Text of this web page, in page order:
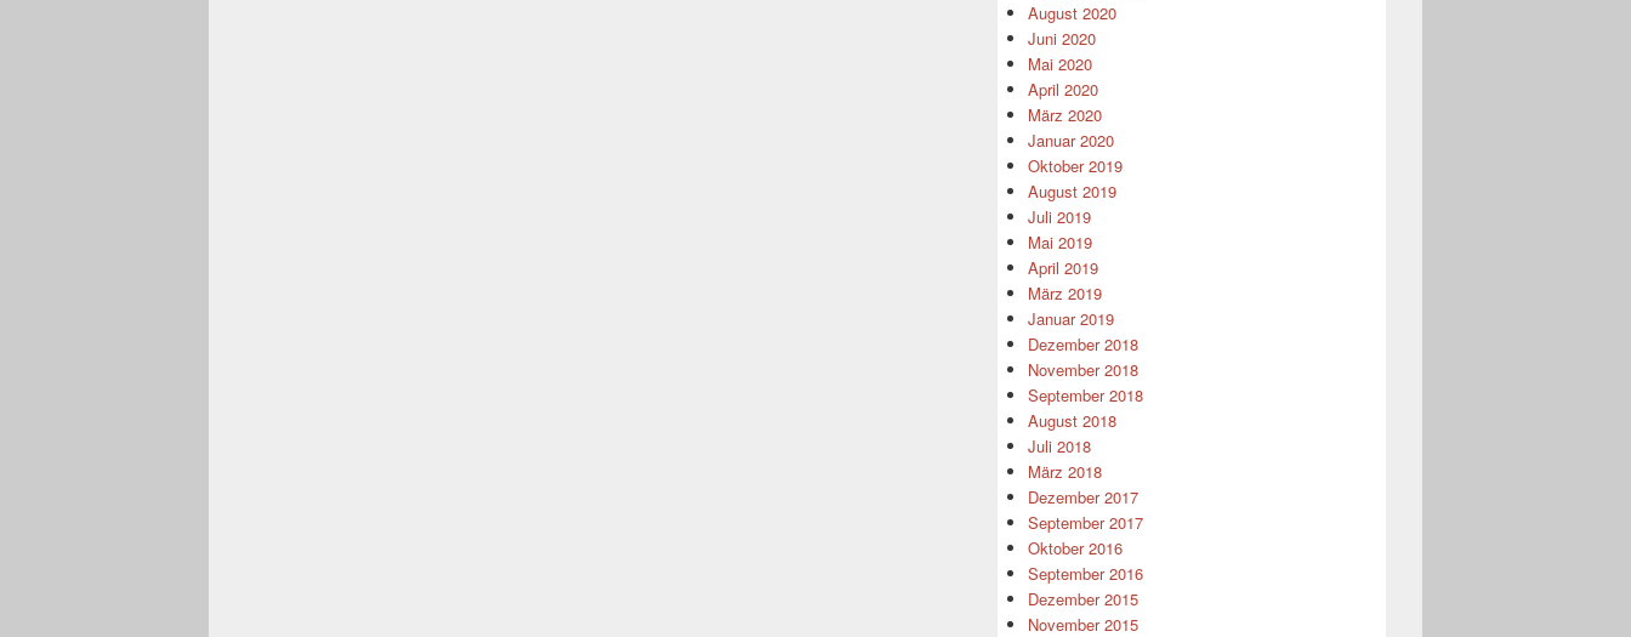
August 2020
Juni 2020
Mai 2020
April 2020
März 2020
Januar 2020
Oktober 2019
August 2019
Juli 2019
Mai 2019
April 2019
März 2019
Januar 2019
Dezember 2018
November 2018
September 2018
August 2018
Juli 2018
März 2018
Dezember 2017
September 2017
Oktober 2016
September 2016
Dezember 2015
November 2015